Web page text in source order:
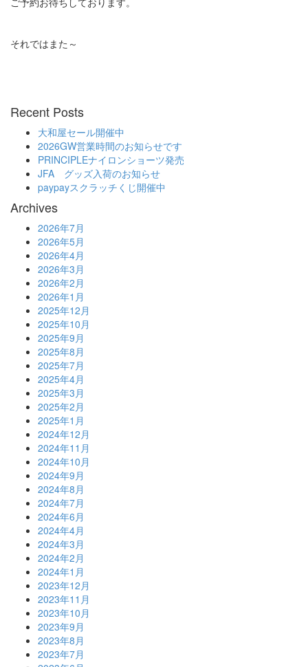
それではまた～
Recent Posts
大和屋セール開催中
2026GW営業時間のお知らせです
PRINCIPLEナイロンショーツ発売
JFA グッズ入荷のお知らせ
paypayスクラッチくじ開催中
Archives
2026年7月
2026年5月
2026年4月
2026年3月
2026年2月
2026年1月
2025年12月
2025年10月
2025年9月
2025年8月
2025年7月
2025年4月
2025年3月
2025年2月
2025年1月
2024年12月
2024年11月
2024年10月
2024年9月
2024年8月
2024年7月
2024年6月
2024年4月
2024年3月
2024年2月
2024年1月
2023年12月
2023年11月
2023年10月
2023年9月
2023年8月
2023年7月